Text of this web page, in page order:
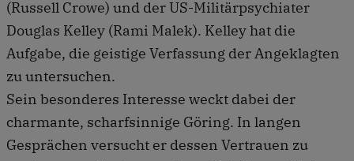
(Russell Crowe) und der US-Militärpsychiater
Douglas Kelley (Rami Malek). Kelley hat die
Aufgabe, die geistige Verfassung der Angeklagten
zu untersuchen.
Sein besonderes Interesse weckt dabei der
charmante, scharfsinnige Göring. In langen
Gesprächen versucht er dessen Vertrauen zu